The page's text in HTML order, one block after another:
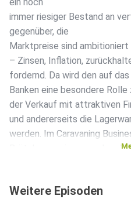
immer riesiger Bestand an
gegenüber, die
Marktpreise sind ambitioniert
– Zinsen, Inflation,
fordernd. Da wird den auf
Banken eine besondere
der Verkauf mit attraktiven
und andererseits die
werden. Im Caravaning
Brötchenservice sprechen
Bereichsleiter caravanfinanz
Weitere Episoden